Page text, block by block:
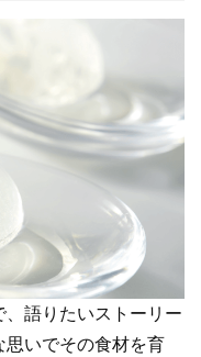
、語りたいストーリー
思いでその食材を育